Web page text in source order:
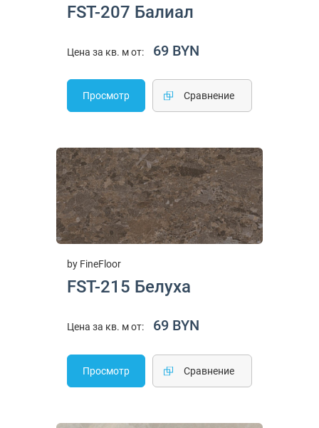
FST-207 Балиал
Цена за кв. м от: 69 BYN
Просмотр Cравнение
by FineFloor
FST-215 Белуха
Цена за кв. м от: 69 BYN
Просмотр Cравнение